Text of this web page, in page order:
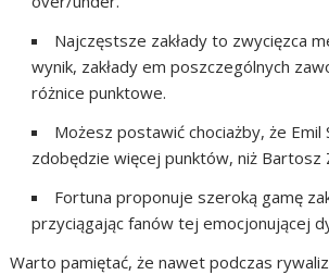
Najczęstsze zakłady to zwycięzca
wynik, zakłady em poszczególnych
różnice punktowe.
Możesz postawić chociażby, że Emil
zdobędzie więcej punktów, niż Bartosz
Fortuna proponuje szeroką gamę
przyciągając fanów tej emocjonującej
Warto pamiętać, że nawet podczas